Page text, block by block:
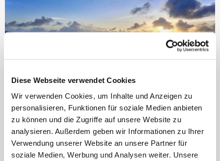
Diese Webseite verwendet Cookies
Wir verwenden Cookies, um Inhalte und Anzeigen zu
personalisieren, Funktionen für soziale Medien anbieten
zu können und die Zugriffe auf unsere Website zu
analysieren. Außerdem geben wir Informationen zu Ihrer
Verwendung unserer Website an unsere Partner für
soziale Medien, Werbung und Analysen weiter. Unsere
Six Senses Zil Pasyon
FELICITE